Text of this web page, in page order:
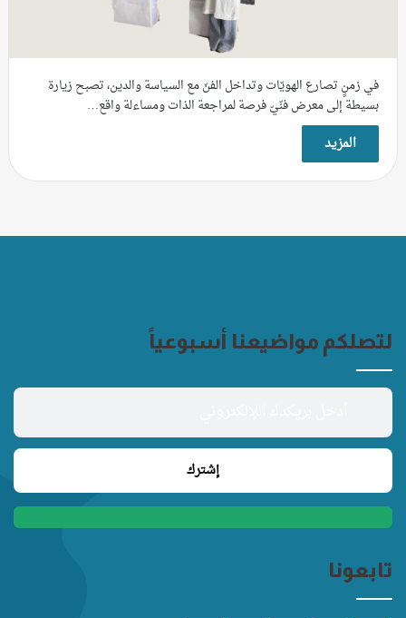
في زمنٍ تصارع الهويّات وتداخل الفنّ مع السياسة والدين، تصبح زيارة
بسيطة إلى معرض فنّيّ فرصة لمراجعة الذات ومساءلة واقع…
المزيد
لتصلكم مواضيعنا أسبوعياً
تابعونا